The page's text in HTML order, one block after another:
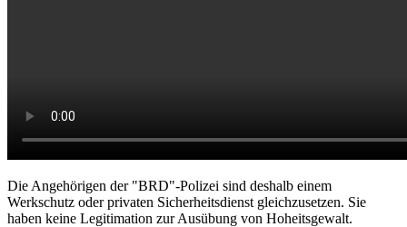
Die Angehörigen der "BRD"-Polizei sind deshalb einem
Werkschutz oder privaten Sicherheitsdienst gleichzusetzen. Sie
haben keine Legitimation zur Ausübung von Hoheitsgewalt.